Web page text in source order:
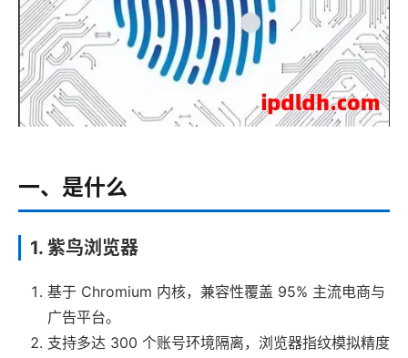
一、是什么
1. 紫鸟浏览器
基于 Chromium 内核，兼容性覆盖 95% 主流电商与
广告平台。
支持多达 300 个账号环境隔离，浏览器指纹模拟精度